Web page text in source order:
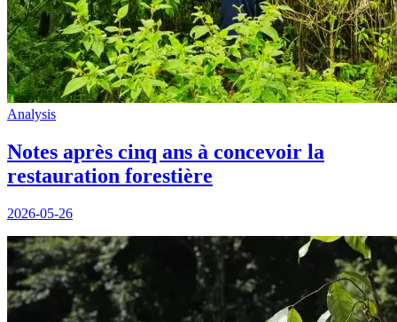
Analysis
Notes après cinq ans à concevoir la
restauration forestière
2026-05-26